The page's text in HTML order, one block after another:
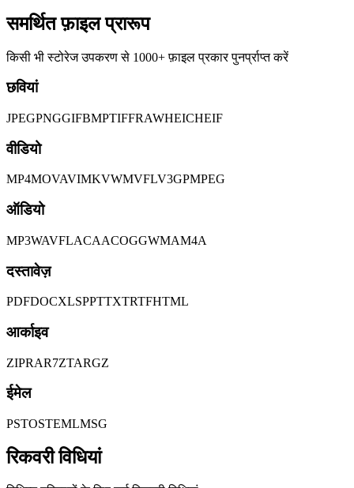
समर्थित फ़ाइल प्रारूप
किसी भी स्टोरेज उपकरण से 1000+ फ़ाइल प्रकार पुनर्प्राप्त करें
छवियां
JPEGPNGGIFBMPTIFFRAWHEICHEIF
वीडियो
MP4MOVAVIMKVWMVFLV3GPMPEG
ऑडियो
MP3WAVFLACAACOGGWMAM4A
दस्तावेज़
PDFDOCXLSPPTTXTRTFHTML
आर्काइव
ZIPRAR7ZTARGZ
ईमेल
PSTOSTEMLMSG
रिकवरी विधियां